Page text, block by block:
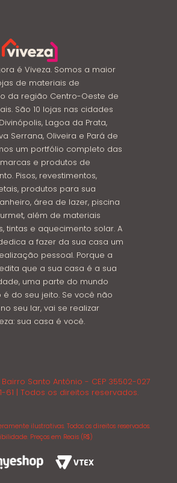
é Viveza. Somos a maior
de materiais de
da região Centro-Oeste de
São 10 lojas nas cidades
Lagoa da Prata,
Serrana, Oliveira e Pará de
um portfólio completo das
e produtos de
Pisos, revestimentos,
produtos para sua
área de lazer, piscina
além de materiais
tintas e aquecimento solar. A
a fazer da sua casa um
pessoal. Porque a
que a sua casa é a sua
uma parte do mundo
é do seu jeito. Se você não
seu lar, vai se realizar
sua casa é você.
Santo Antônio - CEP 35502-027
61 | Todos os direitos reservados.
ilustrativas. Todos os direitos reservados.
Preços em Reais (R$)